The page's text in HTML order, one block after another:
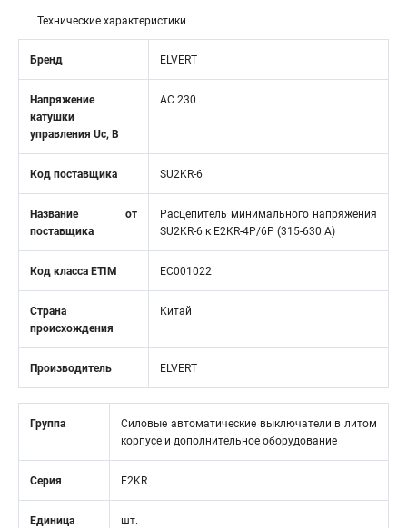
Технические характеристики
Бренд ELVERT
Напряжение
катушки
управления Uc, В
AC 230
Код поставщика SU2KR-6
Название от
поставщика
Расцепитель минимального напряжения
SU2KR-6 к E2KR-4P/6P (315-630 А)
Код класса ETIM EC001022
Страна
происхождения
Китай
Производитель ELVERT
Группа
Силовые автоматические выключатели в литом
корпусе и дополнительное оборудование
Серия E2KR
Единица
шт.